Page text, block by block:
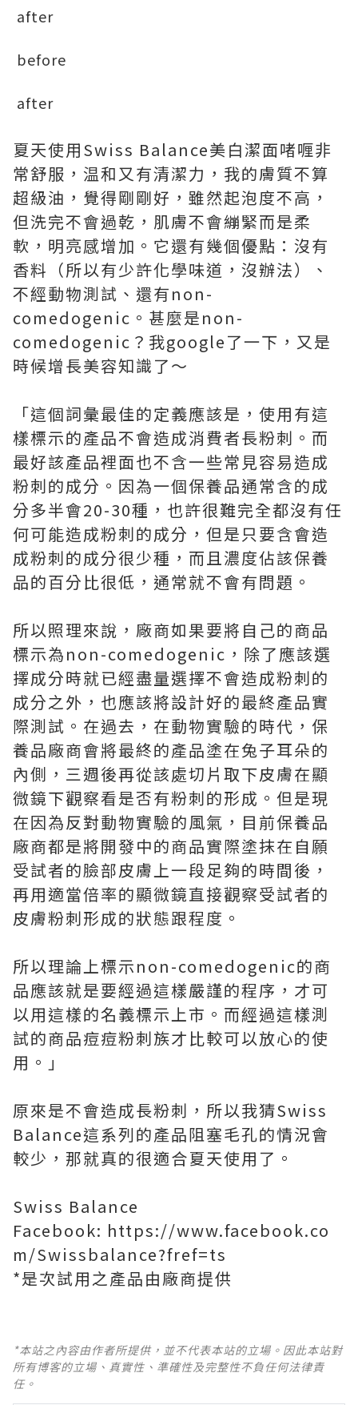
after
before
after
夏天使用Swiss Balance美白潔面啫喱非
常舒服，温和又有清潔力，我的膚質不算
超級油，覺得剛剛好，雖然起泡度不高，
但洗完不會過乾，肌膚不會繃緊而是柔
軟，明亮感增加。它還有幾個優點：沒有
香料（所以有少許化學味道，沒辦法）、
不經動物測試、還有non-
comedogenic。甚麼是non-
comedogenic？我google了一下，又是
時候增長美容知識了～
「這個詞彙最佳的定義應該是，使用有這
樣標示的產品不會造成消費者長粉刺。而
最好該產品裡面也不含一些常見容易造成
粉刺的成分。因為一個保養品通常含的成
分多半會20-30種，也許很難完全都沒有任
何可能造成粉刺的成分，但是只要含會造
成粉刺的成分很少種，而且濃度佔該保養
品的百分比很低，通常就不會有問題。
所以照理來說，廠商如果要將自己的商品
標示為non-comedogenic，除了應該選
擇成分時就已經盡量選擇不會造成粉刺的
成分之外，也應該將設計好的最終產品實
際測試。在過去，在動物實驗的時代，保
養品廠商會將最終的產品塗在兔子耳朵的
內側，三週後再從該處切片取下皮膚在顯
微鏡下觀察看是否有粉刺的形成。但是現
在因為反對動物實驗的風氣，目前保養品
廠商都是將開發中的商品實際塗抹在自願
受試者的臉部皮膚上一段足夠的時間後，
再用適當倍率的顯微鏡直接觀察受試者的
皮膚粉刺形成的狀態跟程度。
所以理論上標示non-comedogenic的商
品應該就是要經過這樣嚴謹的程序，才可
以用這樣的名義標示上市。而經過這樣測
試的商品痘痘粉刺族才比較可以放心的使
用。」
原來是不會造成長粉刺，所以我猜Swiss
Balance這系列的產品阻塞毛孔的情況會
較少，那就真的很適合夏天使用了。
Swiss Balance
Facebook: https://www.facebook.co
m/Swissbalance?fref=ts
*是次試用之產品由廠商提供
*本站之內容由作者所提供，並不代表本站的立場。因此本站對
所有博客的立場、真實性、準確性及完整性不負任何法律責
任。